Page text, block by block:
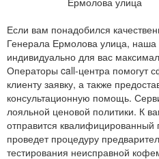
Если вам понадобился
Генерала Ермолова улица, наша
индивидуально для вас
Операторы call-центра помогут
клиенту заявку, а также
консультационную помощь.
лояльной ценовой политики. К
отправится квалифицированный
проведет процедуру
тестирования неисправной